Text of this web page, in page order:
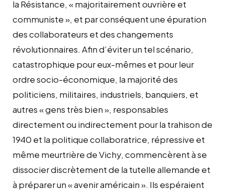
la Résistance, « majoritairement ouvrière et
communiste », et par conséquent une épuration
des collaborateurs et des changements
révolutionnaires. Afin d’éviter un tel scénario,
catastrophique pour eux-mêmes et pour leur
ordre socio-économique, la majorité des
politiciens, militaires, industriels, banquiers, et
autres « gens très bien », responsables
directement ou indirectement pour la trahison de
1940 et la politique collaboratrice, répressive et
même meurtrière de Vichy, commencèrent à se
dissocier discrètement de la tutelle allemande et
à préparer un « avenir américain ». Ils espéraient